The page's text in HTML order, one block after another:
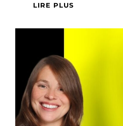
LIRE PLUS
POUR
VOS
PLATS
?
GUIDE